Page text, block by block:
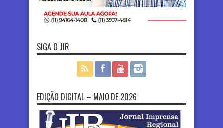
SIGA O JIR
EDIÇÃO DIGITAL – MAIO DE 2026